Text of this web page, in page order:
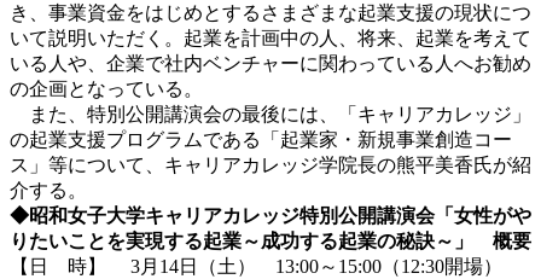
き、事業資金をはじめとするさまざまな起業支援の現状につ
いて説明いただく。起業を計画中の人、将来、起業を考えて
いる人や、企業で社内ベンチャーに関わっている人へお勧め
の企画となっている。
また、特別公開講演会の最後には、「キャリアカレッジ」
の起業支援プログラムである「起業家・新規事業創造コー
ス」等について、キャリアカレッジ学院長の熊平美香氏が紹
介する。
◆昭和女子大学キャリアカレッジ特別公開講演会「女性がや
りたいことを実現する起業～成功する起業の秘訣～」 概要
【日 時】 3月14日（土） 13:00～15:00（12:30開場）